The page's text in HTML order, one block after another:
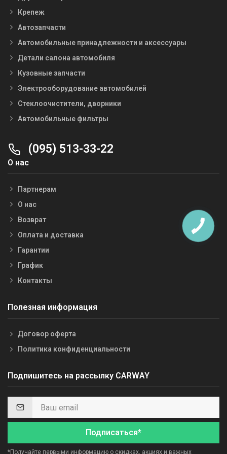
Крепеж
Автозапчасти
Автомобильные принадлежности и аксессуары
Детали салона автомобиля
Кузовные запчасти
Электрооборудование автомобилей
Стеклоочистители, дворники
Автомобильные фильтры
(095) 513-33-22
О нас
Партнерам
О нас
Возврат
Оплата и доставка
Гарантии
График
Контакты
Полезная информация
Договор оферта
Политика конфиденциальности
Подпишитесь на рассылку CARWAY
Подписаться*
*Получайте первыми информацию о скидках, акциях и важных